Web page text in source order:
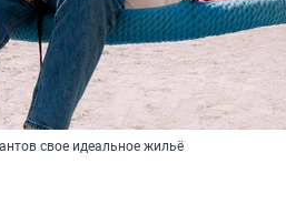
свое идеальное жильё